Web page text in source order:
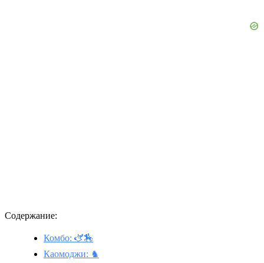
Содержание:
Комбо: 🫏🏇
Каомоджи: ♞